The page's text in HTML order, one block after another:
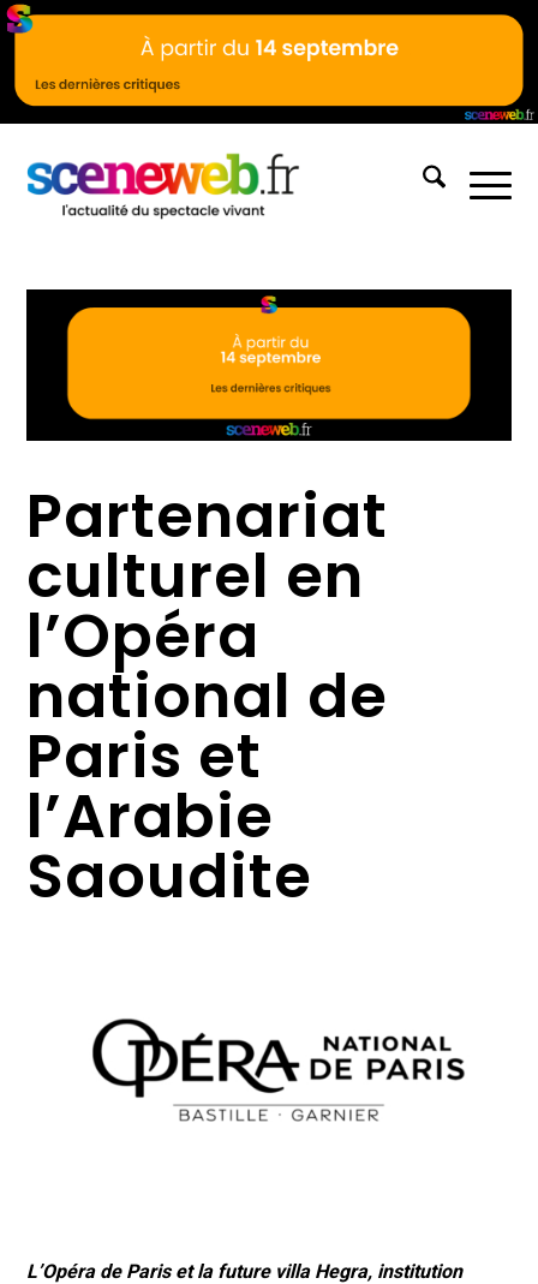
Partenariat
culturel en
l’Opéra
national de
Paris et
l’Arabie
Saoudite
L’Opéra de Paris et la future villa Hegra, institution